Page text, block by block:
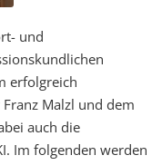
und
erfolgreich
Malzl und dem
auch die
Im folgenden werden